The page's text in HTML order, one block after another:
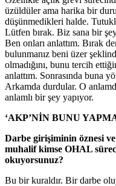
üzüldüler ama harika bir
düşünmedikleri halde.
Lütfen bırak. Biz sana bir
Ben onları anlattım. Bırak
bulunmanız beni üzer
olmadığını, bunu tercih
anlattım. Sonrasında buna
Arkamda durdular. O
anlamlı bir şey yapıyor.
‘AKP’NİN BUNU
Darbe girişiminin öznesi
muhalif kimse OHAL
okuyorsunuz?
Bu bir kuraldır. Bir darbe